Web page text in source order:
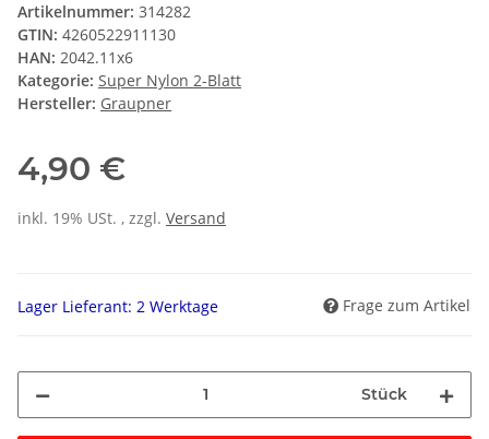
Artikelnummer: 314282
GTIN: 4260522911130
HAN: 2042.11x6
Kategorie: Super Nylon 2-Blatt
Hersteller: Graupner
4,90 €
inkl. 19% USt. , zzgl. Versand
Lager Lieferant: 2 Werktage Frage zum Artikel
Stück